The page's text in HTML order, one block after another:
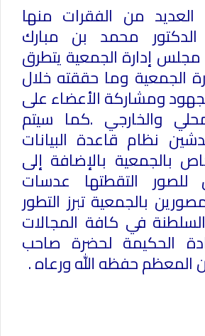
من الفقرات منها
الدكتور محمد بن مبارك
إدارة الجمعية يتطرق
الجمعية وما حققته خلال
بجهود ومشاركة الأعضاء على
والخارجي .كما سيتم
نظام قاعدة البيانات
بالجمعية بالإضافة إلى
للصور التقطتها عدسات
بالجمعية تبرز التطور
في كافة المجالات
الحكيمة لحضرة صاحب
المعظم حفظه الله ورعاه .